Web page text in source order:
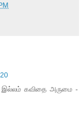
இல்லம் கவிதை அருமை -